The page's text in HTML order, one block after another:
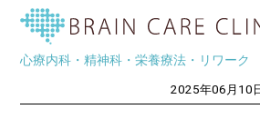
心療内科・精神科・栄養療法・リワーク
2025年06月10